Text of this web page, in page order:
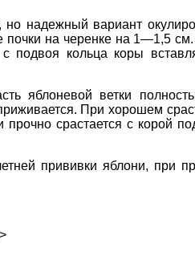
надежный вариант
на черенке на 1—1,5
подвоя кольца коры
яблоневой ветки
При хорошем
срастается с корой
прививки яблони, при